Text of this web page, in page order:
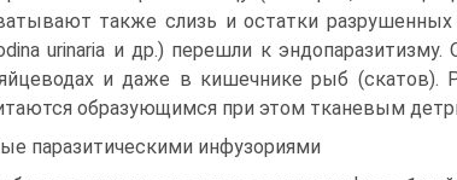
также слизь и остатки разрушенных
urinaria и др.) перешли к
и даже в кишечнике рыб (скатов).
образующимся при этом тканевым
паразитическими инфузориями